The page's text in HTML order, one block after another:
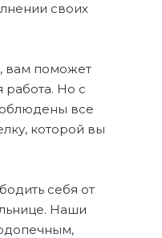
своих
вам поможет
работа. Но с
все
которой вы
себя от
Наши